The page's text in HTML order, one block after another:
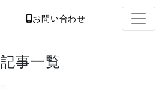
お問い合わせ
記事一覧